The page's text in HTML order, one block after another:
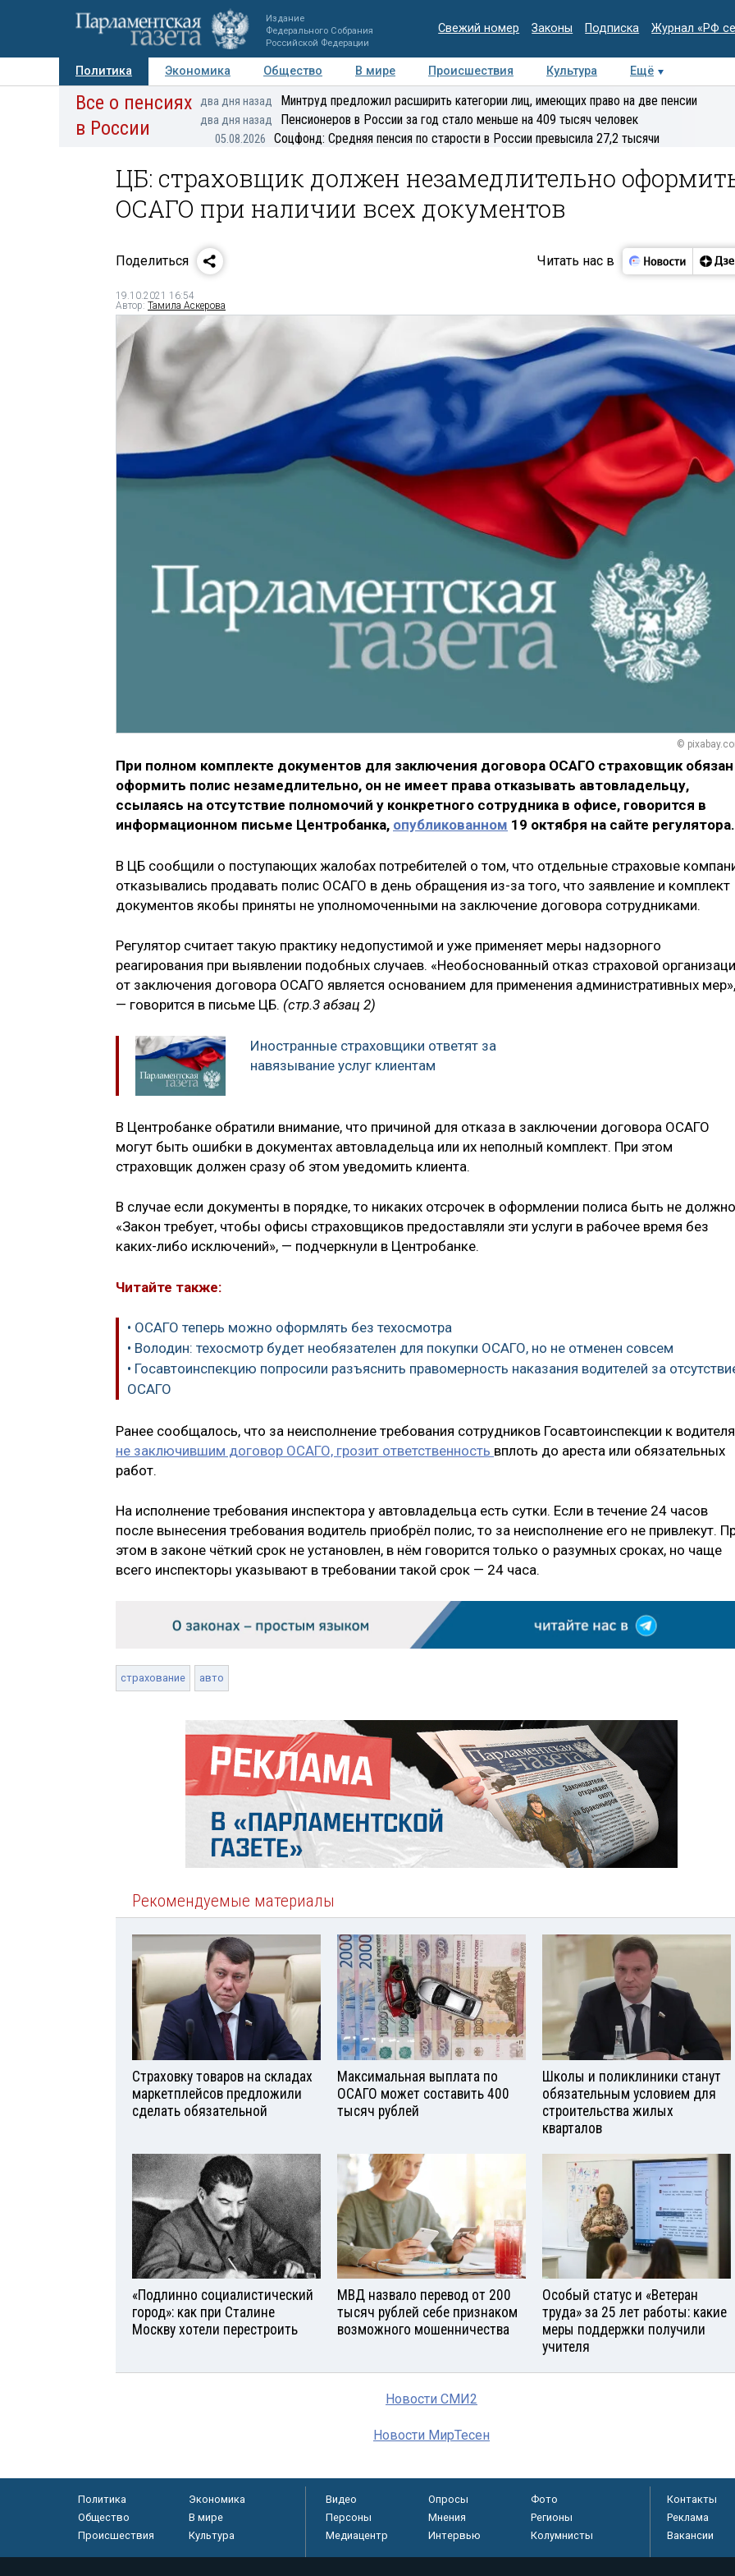
Издание
Федерального Собрания
Российской Федерации
Свежий номер Законы Подписка Журнал «РФ
Политика Экономика Общество В мире Происшествия Культура
Ещё
Авторы Персоны Мнения Регионы Медиацентр Интервью Колумнисты
Все о пенсиях
в России
два дня назад Минтруд предложил расширить категории лиц, имеющих право на две пенсии
два дня назад Пенсионеров в России за год стало меньше на 409 тысяч человек
05.08.2026 Соцфонд: Средняя пенсия по старости в России превысила 27,2 тысячи
ЦБ: страховщик должен незамедлительно
ОСАГО при наличии всех документов
Поделиться Читать нас в
19.10.2021 16:54
Автор: Тамила Аскерова
©
При полном комплекте документов для заключения договора ОСАГО страховщик обязан
оформить полис незамедлительно, он не имеет права отказывать автовладельцу,
ссылаясь на отсутствие полномочий у конкретного сотрудника в офисе, говорится в
информационном письме Центробанка, опубликованном 19 октября на сайте регулятора.
В ЦБ сообщили о поступающих жалобах потребителей о том, что отдельные страховые
отказывались продавать полис ОСАГО в день обращения из-за того, что заявление и комплект
документов якобы приняты не уполномоченными на заключение договора сотрудниками.
Регулятор считает такую практику недопустимой и уже применяет меры надзорного
реагирования при выявлении подобных случаев. «Необоснованный отказ страховой
от заключения договора ОСАГО является основанием для применения административных мер»,
— говорится в письме ЦБ. (стр.3 абзац 2)
Иностранные страховщики ответят за
навязывание услуг клиентам
В Центробанке обратили внимание, что причиной для отказа в заключении договора ОСАГО
могут быть ошибки в документах автовладельца или их неполный комплект. При этом
страховщик должен сразу об этом уведомить клиента.
В случае если документы в порядке, то никаких отсрочек в оформлении полиса быть не
«Закон требует, чтобы офисы страховщиков предоставляли эти услуги в рабочее время без
каких-либо исключений», — подчеркнули в Центробанке.
Читайте также:
• ОСАГО теперь можно оформлять без техосмотра
• Володин: техосмотр будет необязателен для покупки ОСАГО, но не отменен совсем
• Госавтоинспекцию попросили разъяснить правомерность наказания водителей за
ОСАГО
Ранее сообщалось, что за неисполнение требования сотрудников Госавтоинспекции к
не заключившим договор ОСАГО, грозит ответственность вплоть до ареста или обязательных
работ.
На исполнение требования инспектора у автовладельца есть сутки. Если в течение 24 часов
после вынесения требования водитель приобрёл полис, то за неисполнение его не привлекут.
этом в законе чёткий срок не установлен, в нём говорится только о разумных сроках, но чаще
всего инспекторы указывают в требовании такой срок — 24 часа.
страхование авто
Рекомендуемые материалы
Страховку товаров на складах
маркетплейсов предложили
сделать обязательной
Максимальная выплата по
ОСАГО может составить 400
тысяч рублей
Школы и поликлиники станут
обязательным условием для
строительства жилых
кварталов
«Подлинно социалистический
город»: как при Сталине
Москву хотели перестроить
МВД назвало перевод от 200
тысяч рублей себе признаком
возможного мошенничества
Особый статус и «Ветеран
труда» за 25 лет работы: какие
меры поддержки получили
учителя
Новости СМИ2
Новости МирТесен
Политика
Экономика
Общество
В мире
Происшествия
Культура
Видео Опросы
Фото
Персоны
Мнения
Регионы
Медиацентр
Интервью Колумнисты
Контакты
Реклама
Вакансии